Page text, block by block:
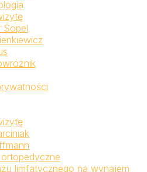
Sopel
limfatycznego na wynajem